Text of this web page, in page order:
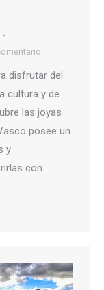
disfrutar del
cultura y de
las joyas
posee un
y
con